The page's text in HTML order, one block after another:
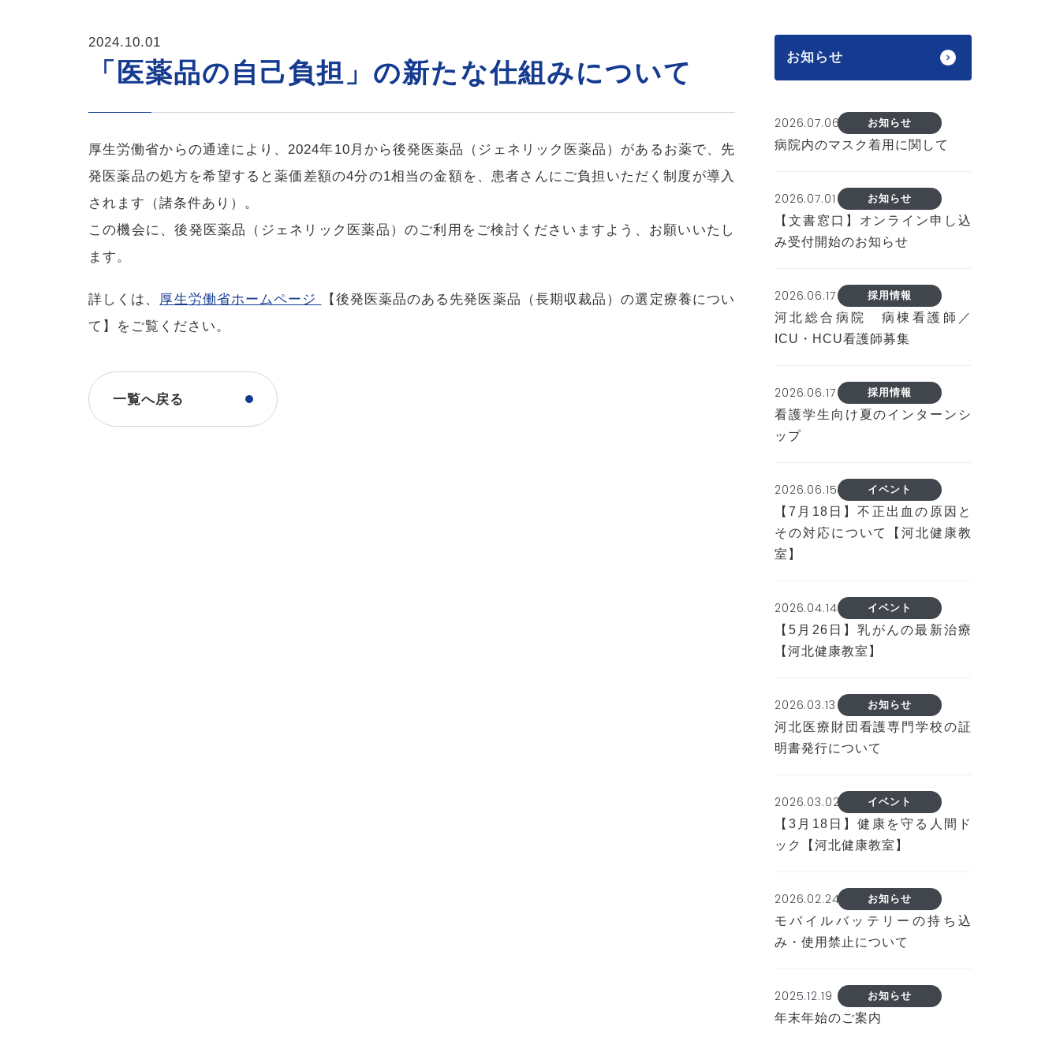
2024.10.01
「医薬品の自己負担」の新たな仕組みについて
厚生労働省からの通達により、2024年10月から後発医薬品（ジェネリック医薬品）があるお薬で、先
発医薬品の処方を希望すると薬価差額の4分の1相当の金額を、患者さんにご負担いただく制度が導入
されます（諸条件あり）。
この機会に、後発医薬品（ジェネリック医薬品）のご利用をご検討くださいますよう、お願いいたし
ます。
詳しくは、 厚生労働省ホームページ
【後発医薬品のある先発医薬品（長期収裁品）の選定療養につい
て】をご覧ください。
一覧へ戻る
お知らせ
2026.07.06 お知らせ
病院内のマスク着用に関して
2026.07.01 お知らせ
【文書窓口】オンライン申し込
み受付開始のお知らせ
2026.06.17 採用情報
河北総合病院 病棟看護師／
ICU・HCU看護師募集
2026.06.17 採用情報
看護学生向け夏のインターンシ
ップ
2026.06.15 イベント
【7月18日】不正出血の原因と
その対応について【河北健康教
室】
2026.04.14 イベント
【5月26日】乳がんの最新治療
【河北健康教室】
2026.03.13 お知らせ
河北医療財団看護専門学校の証
明書発行について
2026.03.02 イベント
【3月18日】健康を守る人間ド
ック【河北健康教室】
2026.02.24 お知らせ
モバイルバッテリーの持ち込
み・使用禁止について
2025.12.19 お知らせ
年末年始のご案内